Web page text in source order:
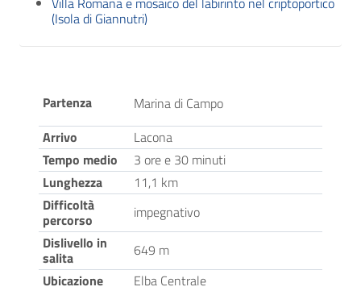
(Isola di Giannutri)
Partenza
Marina di Campo
Arrivo
Lacona
Tempo medio
3 ore e 30 minuti
Lunghezza
11,1 km
Difficoltà
percorso
impegnativo
Dislivello in
salita
649 m
Ubicazione
Elba Centrale